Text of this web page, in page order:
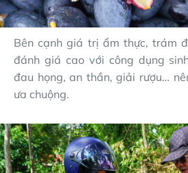
Bên cạnh giá trị ẩm thực, trám
đánh giá cao với công dụng
đau họng, an thần, giải rượu…
ưa chuộng.